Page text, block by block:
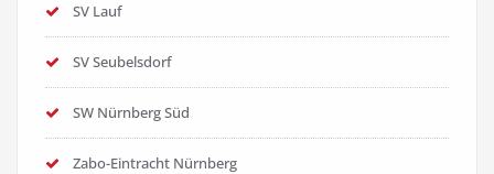
SV Lauf
SV Seubelsdorf
SW Nürnberg Süd
Zabo-Eintracht Nürnberg